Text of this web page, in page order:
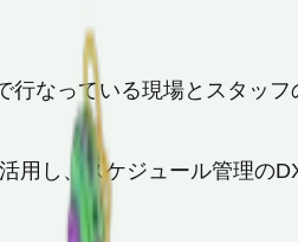
なっている現場とスタッ
し、スケジュール管理の